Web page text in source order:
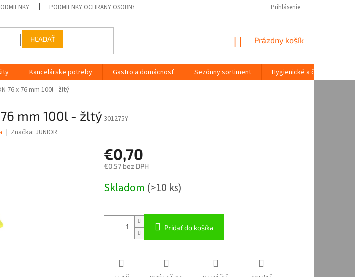
PODMIENKY OCHRANY OSOBNÝCH ÚDAJOV Prihlásenie
HĽADAŤ
NÁKUPNÝ
Prázdny košík
Kancelárske potreby Gastro a domácnosť Sezónny sortiment
Hygienické a čistiace
76 x 76 mm 100l - žltý
mm 100l - žltý 301275Y
Značka: JUNIOR
€0,70
€0,57 bez DPH
cena:
Skladom (>10 ks)
Pridať do košíka